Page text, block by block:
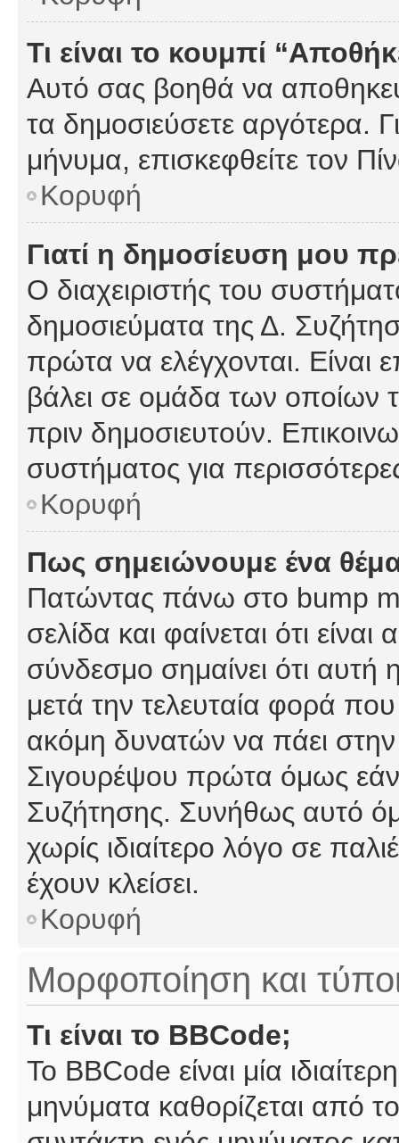
Τι είναι το κουμπί
Αυτό σας βοηθά να
τα δημοσιεύσετε αργότερα.
μήνυμα, επισκεφθείτε τον
Κορυφή
Γιατί η δημοσίευση μου
Ο διαχειριστής του
δημοσιεύματα της Δ.
πρώτα να ελέγχονται. Είναι
βάλει σε ομάδα των οποίων
πριν δημοσιευτούν.
συστήματος για
Κορυφή
Πως σημειώνουμε ένα
Πατώντας πάνω στο bump
σελίδα και φαίνεται ότι
σύνδεσμο σημαίνει ότι αυτή
μετά την τελευταία φορά που
ακόμη δυνατών να πάει
Σιγουρέψου πρώτα όμως εάν
Συζήτησης. Συνήθως αυτό
χωρίς ιδιαίτερο λόγο σε
έχουν κλείσει.
Κορυφή
Μορφοποίηση και
Τι είναι το BBCode;
Το BBCode είναι μία
μηνύματα καθορίζεται από